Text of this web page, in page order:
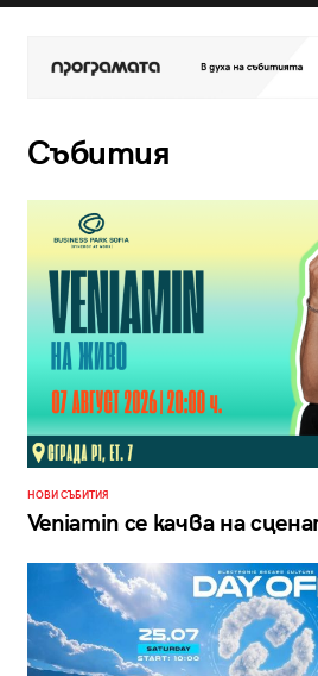
Събития
НОВИ СЪБИТИЯ
Veniamin се качва на